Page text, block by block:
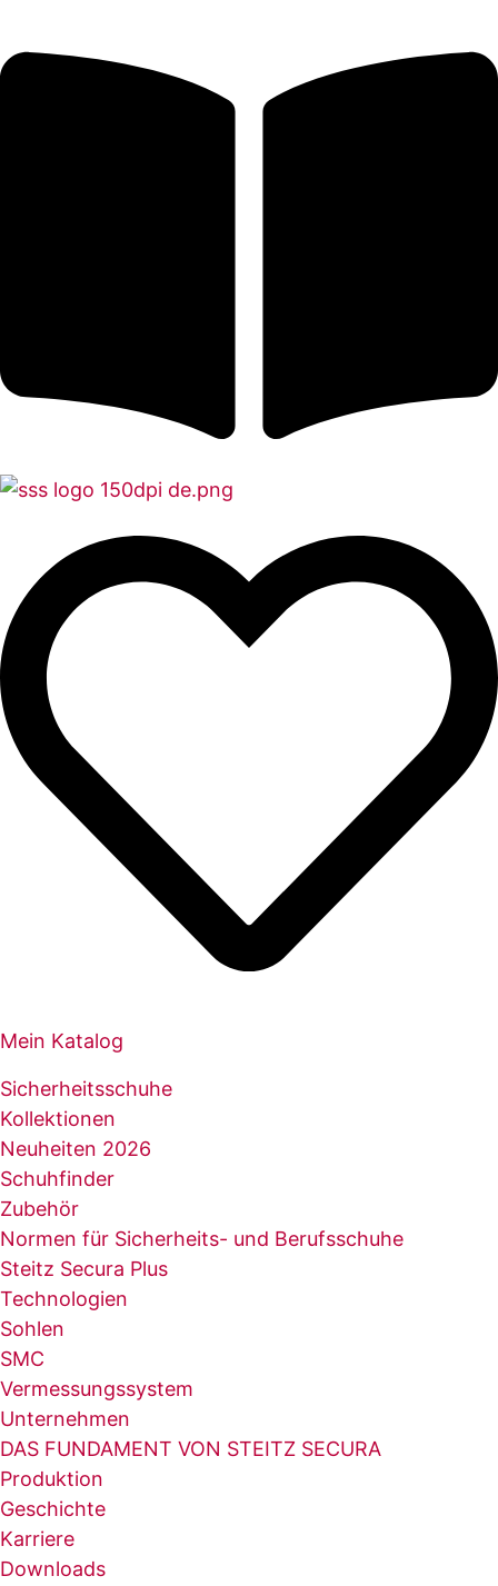
Mein Katalog
Sicherheitsschuhe
Kollektionen
Neuheiten 2026
Schuhfinder
Zubehör
Normen für Sicherheits- und Berufsschuhe
Steitz Secura Plus
Technologien
Sohlen
SMC
Vermessungssystem
Unternehmen
DAS FUNDAMENT VON STEITZ SECURA
Produktion
Geschichte
Karriere
Downloads